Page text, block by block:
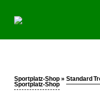
Sportplatz-Shop » Standard
Sportplatz-Shop